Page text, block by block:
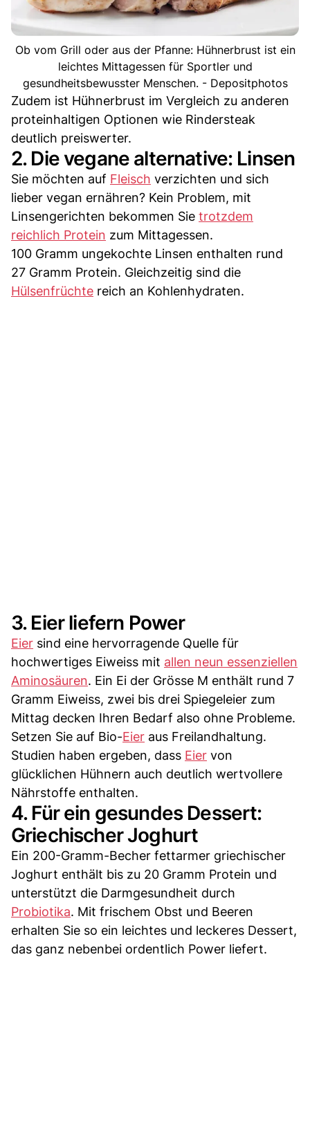
Ob vom Grill oder aus der Pfanne: Hühnerbrust ist ein
leichtes Mittagessen für Sportler und
gesundheitsbewusster Menschen. - Depositphotos
Zudem ist Hühnerbrust im Vergleich zu anderen
proteinhaltigen Optionen wie Rindersteak
deutlich preiswerter.
2. Die vegane alternative: Linsen
Sie möchten auf Fleisch verzichten und sich
lieber vegan ernähren? Kein Problem, mit
Linsengerichten bekommen Sie trotzdem
reichlich Protein zum Mittagessen.
100 Gramm ungekochte Linsen enthalten rund
27 Gramm Protein. Gleichzeitig sind die
Hülsenfrüchte reich an Kohlenhydraten.
3. Eier liefern Power
Eier sind eine hervorragende Quelle für
hochwertiges Eiweiss mit allen neun essenziellen
Aminosäuren. Ein Ei der Grösse M enthält rund 7
Gramm Eiweiss, zwei bis drei Spiegeleier zum
Mittag decken Ihren Bedarf also ohne Probleme.
Setzen Sie auf Bio-Eier aus Freilandhaltung.
Studien haben ergeben, dass Eier von
glücklichen Hühnern auch deutlich wertvollere
Nährstoffe enthalten.
4. Für ein gesundes Dessert:
Griechischer Joghurt
Ein 200-Gramm-Becher fettarmer griechischer
Joghurt enthält bis zu 20 Gramm Protein und
unterstützt die Darmgesundheit durch
Probiotika. Mit frischem Obst und Beeren
erhalten Sie so ein leichtes und leckeres Dessert,
das ganz nebenbei ordentlich Power liefert.